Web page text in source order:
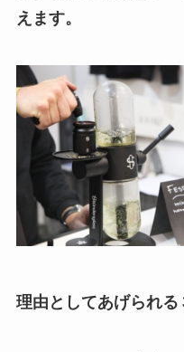
えます。
理由としてあげられる